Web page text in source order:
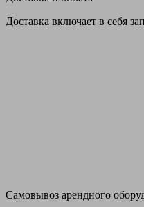
Доставка включает в себя
Самовывоз арендного